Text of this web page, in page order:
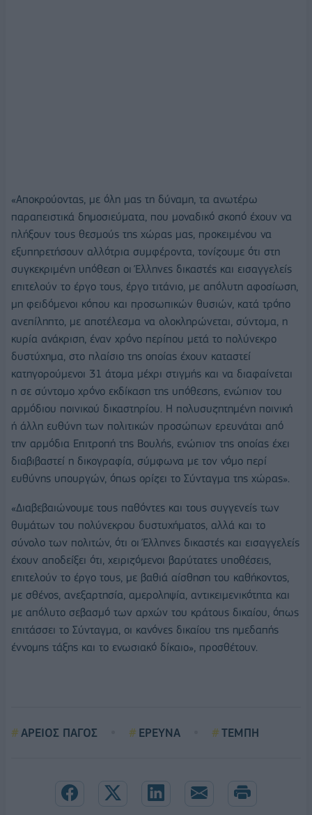
«Αποκρούοντας, με όλη μας τη δύναμη, τα ανωτέρω
παραπειστικά δημοσιεύματα, που μοναδικό σκοπό έχουν να
πλήξουν τους θεσμούς της χώρας μας, προκειμένου να
εξυπηρετήσουν αλλότρια συμφέροντα, τονίζουμε ότι στη
συγκεκριμένη υπόθεση οι Έλληνες δικαστές και εισαγγελείς
επιτελούν το έργο τους, έργο τιτάνιο, με απόλυτη αφοσίωση,
μη φειδόμενοι κόπου και προσωπικών θυσιών, κατά τρόπο
ανεπίληπτο, με αποτέλεσμα να ολοκληρώνεται, σύντομα, η
κυρία ανάκριση, έναν χρόνο περίπου μετά το πολύνεκρο
δυστύχημα, στο πλαίσιο της οποίας έχουν καταστεί
κατηγορούμενοι 31 άτομα μέχρι στιγμής και να διαφαίνεται
η σε σύντομο χρόνο εκδίκαση της υπόθεσης, ενώπιον του
αρμόδιου ποινικού δικαστηρίου. Η πολυσυζητημένη ποινική
ή άλλη ευθύνη των πολιτικών προσώπων ερευνάται από
την αρμόδια Επιτροπή της Βουλής, ενώπιον της οποίας έχει
διαβιβαστεί η δικογραφία, σύμφωνα με τον νόμο περί
ευθύνης υπουργών, όπως ορίζει το Σύνταγμα της χώρας».
«Διαβεβαιώνουμε τους παθόντες και τους συγγενείς των
θυμάτων του πολύνεκρου δυστυχήματος, αλλά και το
σύνολο των πολιτών, ότι οι Έλληνες δικαστές και εισαγγελείς
έχουν αποδείξει ότι, χειριζόμενοι βαρύτατες υποθέσεις,
επιτελούν το έργο τους, με βαθιά αίσθηση του καθήκοντος,
με σθένος, ανεξαρτησία, αμεροληψία, αντικειμενικότητα και
με απόλυτο σεβασμό των αρχών του κράτους δικαίου, όπως
επιτάσσει το Σύνταγμα, οι κανόνες δικαίου της ημεδαπής
έννομης τάξης και το ενωσιακό δίκαιο», προσθέτουν.
ΑΡΕΙΟΣ ΠΑΓΟΣ ΕΡΕΥΝΑ ΤΕΜΠΗ